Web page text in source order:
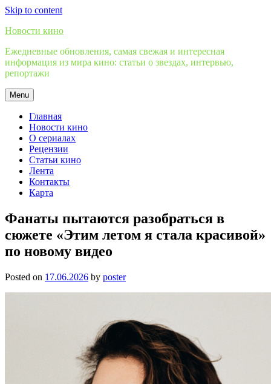
Skip to content
Новости кино
Ежедневные обновления, самая свежая и интересная
информация из мира кино: статьи о звездах, интервью,
репортажи
Menu
Главная
Новости кино
О сериалах
Рецензии
Статьи кино
Лента
Контакты
Карта
Фанаты пытаются разобраться в
сюжете «Этим летом я стала красивой»
по новому видео
Posted on 17.06.2026 by poster